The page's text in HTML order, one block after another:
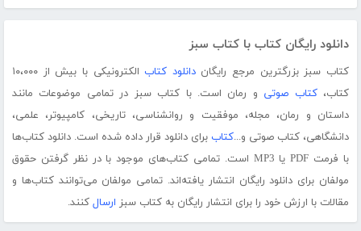
دانلود رایگان کتاب با کتاب سبز
کتاب سبز بزرگترین مرجع رایگاندانلود کتاب
الکترونیکی با بیش از ۱۰،۰۰۰
کتاب،کتاب صوتی و رمان است. با کتاب سبز در تمامی موضوعات مانند
داستان و رمان، مجله، موفقیت و روانشناسی، تاریخی، کامپیوتر، علمی،
دانشگاهی، کتاب صوتی و...کتاب برای دانلود قرار داده شده است. دانلود کتاب‌ها
با فرمت PDF یا MP3 است. تمامی کتاب‌های موجود با در نظر گرفتن حقوق
مولفان برای دانلود رایگان انتشار یافته‌اند. تمامی مولفان می‌توانند کتاب‌ها و
مقالات با ارزش خود را برای انتشار رایگان به کتاب سبز ارسال کنند.